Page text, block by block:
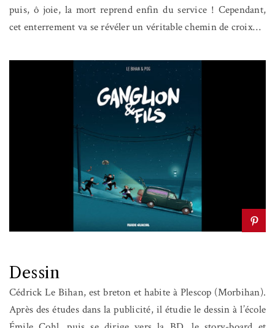
puis, ô joie, la mort reprend enfin du service ! Cependant,
cet enterrement va se révéler un véritable chemin de croix…
Dessin
Cédrick Le Bihan, est breton et habite à Plescop (Morbihan).
Après des études dans la publicité, il étudie le dessin à l’école